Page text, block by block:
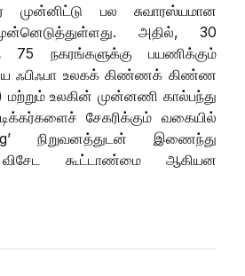
பல சுவாரஸ்யமான
அதில், 30
75 நகரங்களுக்கு பயணிக்கும்
ஃபிஃபா உலகக் கிண்ணக் கிண்ண
உலகின் முன்னணி கால்பந்து
சேகரிக்கும் வகையில்
நிறுவனத்துடன் இணைந்து
கூட்டாண்மை ஆகியன